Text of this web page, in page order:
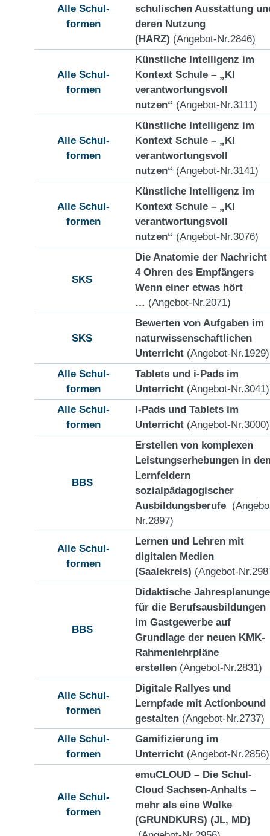
Alle Schul-
formen
schulischen Ausstattung
deren Nutzung
(HARZ) (Angebot-Nr.2846)
Alle Schul-
formen
Künstliche Intelligenz im
Kontext Schule – „KI
verantwortungsvoll
nutzen“ (Angebot-Nr.3111)
Alle Schul-
formen
Künstliche Intelligenz im
Kontext Schule – „KI
verantwortungsvoll
nutzen“ (Angebot-Nr.3141)
Alle Schul-
formen
Künstliche Intelligenz im
Kontext Schule – „KI
verantwortungsvoll
nutzen“ (Angebot-Nr.3076)
SKS
Die Anatomie der Nachricht
4 Ohren des Empfängers
Wenn einer etwas hört
… (Angebot-Nr.2071)
SKS
Bewerten von Aufgaben im
naturwissenschaftlichen
Unterricht (Angebot-Nr.1929)
Alle Schul-
formen
Tablets und i-Pads im
Unterricht (Angebot-Nr.3041)
Alle Schul-
formen
I-Pads und Tablets im
Unterricht (Angebot-Nr.3000)
BBS
Erstellen von komplexen
Leistungserhebungen in
Lernfeldern
sozialpädagogischer
Ausbildungsberufe
Nr.2897)
Alle Schul-
formen
Lernen und Lehren mit
digitalen Medien
(Saalekreis) (Angebot-
BBS
Didaktische
für die Berufsausbildungen
im Gastgewerbe auf
Grundlage der neuen KMK-
Rahmenlehrpläne
erstellen (Angebot-Nr.2831)
Alle Schul-
formen
Digitale Rallyes und
Lernpfade mit Actionbound
gestalten (Angebot-Nr.2737)
Alle Schul-
formen
Gamifizierung im
Unterricht (Angebot-Nr.2856)
Alle Schul-
formen
emuCLOUD – Die Schul-
Cloud Sachsen-Anhalts –
mehr als eine Wolke
(GRUNDKURS) (JL, MD)